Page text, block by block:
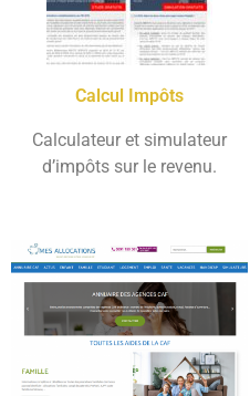
Calcul Impôts
Calculateur et simulateur
d’impôts sur le revenu.